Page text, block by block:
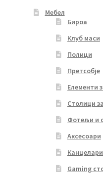
Мебел
Бироа
Клуб маси
Полици
Претсобје
Елементи
Столици
Фотељи и
Аксесоари
Gaming